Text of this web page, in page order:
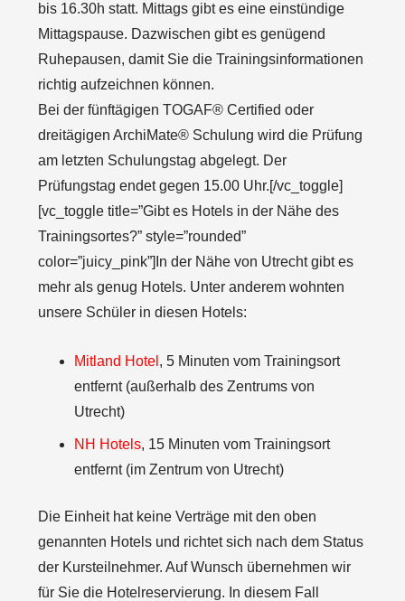
bis 16.30h statt. Mittags gibt es eine einstündige
Mittagspause. Dazwischen gibt es genügend
Ruhepausen, damit Sie die Trainingsinformationen
richtig aufzeichnen können.
Bei der fünftägigen TOGAF® Certified oder
dreitägigen ArchiMate® Schulung wird die Prüfung
am letzten Schulungstag abgelegt. Der
Prüfungstag endet gegen 15.00 Uhr.[/vc_toggle]
[vc_toggle title=”Gibt es Hotels in der Nähe des
Trainingsortes?” style=”rounded”
color=”juicy_pink”]In der Nähe von Utrecht gibt es
mehr als genug Hotels. Unter anderem wohnten
unsere Schüler in diesen Hotels:
Mitland Hotel , 5 Minuten vom Trainingsort
entfernt (außerhalb des Zentrums von
Utrecht)
NH Hotels, 15 Minuten vom Trainingsort
entfernt (im Zentrum von Utrecht)
Die Einheit hat keine Verträge mit den oben
genannten Hotels und richtet sich nach dem Status
der Kursteilnehmer. Auf Wunsch übernehmen wir
für Sie die Hotelreservierung. In diesem Fall